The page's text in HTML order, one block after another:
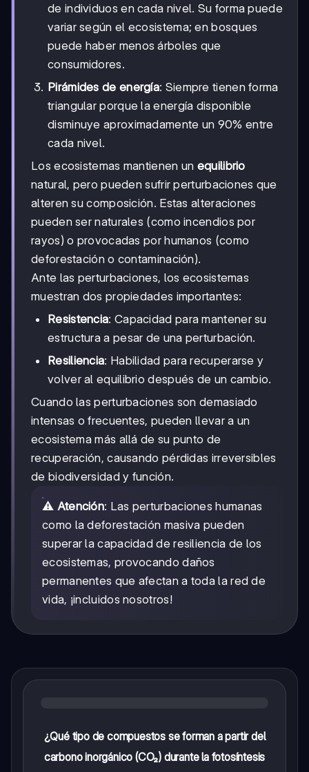
de individuos en cada nivel. Su forma puede
variar según el ecosistema; en bosques
puede haber menos árboles que
consumidores.
Pirámides de energía: Siempre tienen forma
triangular porque la energía disponible
disminuye aproximadamente un 90% entre
cada nivel.
Los ecosistemas mantienen un equilibrio
natural, pero pueden sufrir perturbaciones que
alteren su composición. Estas alteraciones
pueden ser naturales (como incendios por
rayos) o provocadas por humanos (como
deforestación o contaminación).
Ante las perturbaciones, los ecosistemas
muestran dos propiedades importantes:
Resistencia: Capacidad para mantener su
estructura a pesar de una perturbación.
Resiliencia: Habilidad para recuperarse y
volver al equilibrio después de un cambio.
Cuando las perturbaciones son demasiado
intensas o frecuentes, pueden llevar a un
ecosistema más allá de su punto de
recuperación, causando pérdidas irreversibles
de biodiversidad y función.
⚠️ Atención: Las perturbaciones humanas
como la deforestación masiva pueden
superar la capacidad de resiliencia de los
ecosistemas, provocando daños
permanentes que afectan a toda la red de
vida, ¡incluidos nosotros!
¿Qué tipo de compuestos se forman a partir del
carbono inorgánico (CO₂) durante la fotosíntesis